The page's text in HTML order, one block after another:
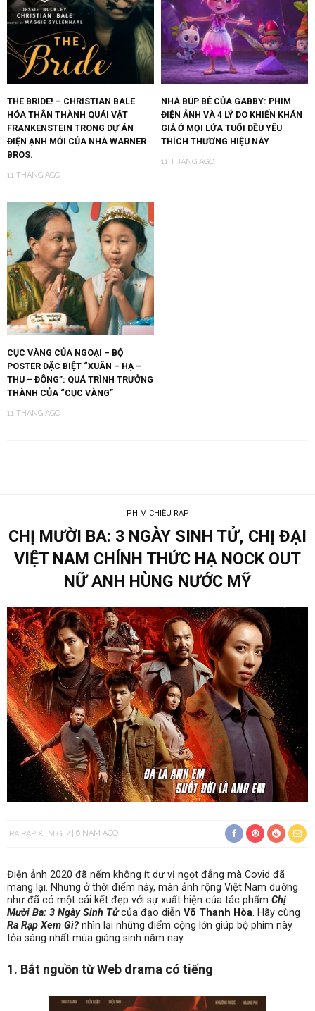
THE BRIDE! – CHRISTIAN BALE
HÓA THÂN THÀNH QUÁI VẬT
FRANKENSTEIN TRONG DỰ ÁN
ĐIỆN ẠNH MỚI CỦA NHÀ WARNER
BROS.
11 THÁNG AGO
NHÀ BÚP BÊ CỦA GABBY: PHIM
ĐIỆN ẢNH VÀ 4 LÝ DO KHIẾN KHÁN
GIẢ Ở MỌI LỨA TUỔI ĐỀU YÊU
THÍCH THƯƠNG HIỆU NÀY
11 THÁNG AGO
CỤC VÀNG CỦA NGOẠI – BỘ
POSTER ĐẶC BIỆT “XUÂN – HẠ –
THU – ĐÔNG”: QUÁ TRÌNH TRƯỞNG
THÀNH CỦA “CỤC VÀNG”
11 THÁNG AGO
PHIM CHIẾU RẠP
CHỊ MƯỜI BA: 3 NGÀY SINH TỬ, CHỊ ĐẠI
VIỆT NAM CHÍNH THỨC HẠ NOCK OUT
NỮ ANH HÙNG NƯỚC MỸ
RA RẠP XEM GÌ ? 6 NĂM AGO
Điện ảnh 2020 đã nếm không ít dư vị ngọt đắng mà Covid đã
mang lại. Nhưng ở thời điểm này, màn ảnh rộng Việt Nam dường
như đã có một cái kết đẹp với sự xuất hiện của tác phẩm Chị
Mười Ba: 3 Ngày Sinh Tửcủa đạo diễn Võ Thanh Hòa. Hãy cùng
Ra Rạp Xem Gì? nhìn lại những điểm cộng lớn giúp bộ phim này
tỏa sáng nhất mùa giáng sinh năm nay.
1. Bắt nguồn từ Web drama có tiếng